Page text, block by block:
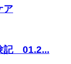
ア
記 01.2...